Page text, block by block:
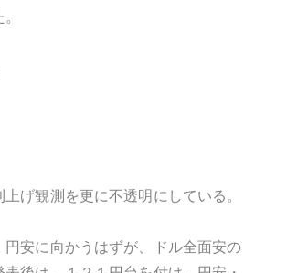
げ観測を更に不透明にしている。
安に向かうはずが、ドル全面安の